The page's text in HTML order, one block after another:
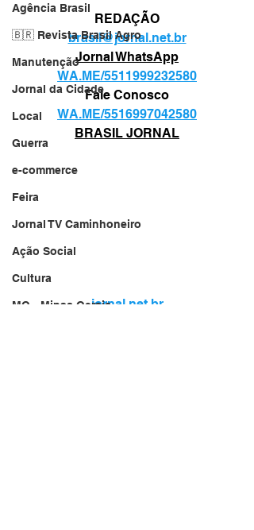
Agência Brasil
🇧🇷 Revista Brasil Agro
Manutenção
Jornal da Cidade
Local
Guerra
e-commerce
Feira
Jornal TV Caminhoneiro
Ação Social
Cultura
MG - Minas Gerais
REDAÇÃO
brasil@jornal.net.br
Jornal WhatsApp
WA.ME/5511999232580
Fale Conosco
WA.ME/5516997042580
BRASIL JORNAL
jornal.net.br